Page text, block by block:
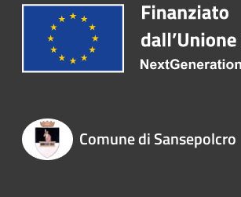
Comune di Sansepolcro